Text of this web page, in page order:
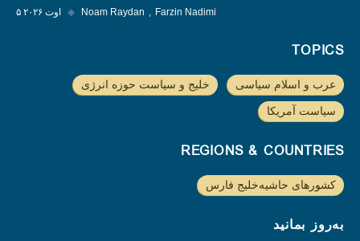
۵ اوت ۲۰۲۶ ◆ Noam Raydan Farzin Nadimi
TOPICS
عرب و اسلام سیاسی خلیج و سیاست حوزه انرژی
سیاست آمریکا
REGIONS & COUNTRIES
کشورهای حاشیه‌خلیج فارس
به‌روز بمانید